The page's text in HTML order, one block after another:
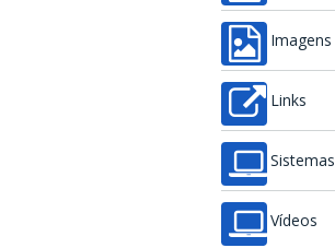
Imagens
Links
Sistemas
Vídeos